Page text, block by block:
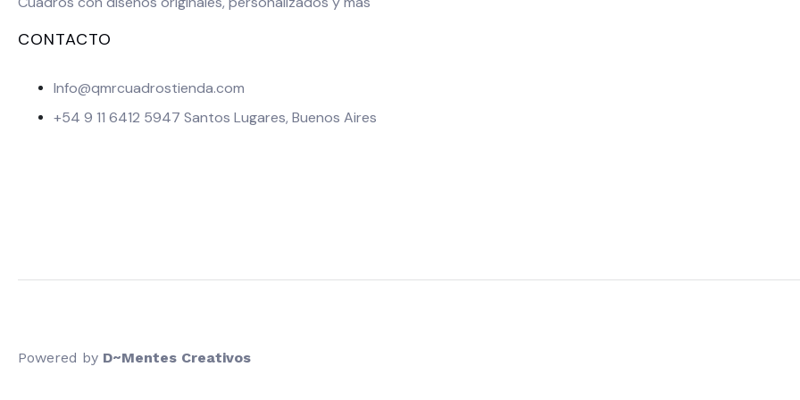
CONTACTO
Info@qmrcuadrostienda.com
+54 9 11 6412 5947 Santos Lugares, Buenos Aires
Powered by D~Mentes Creativos